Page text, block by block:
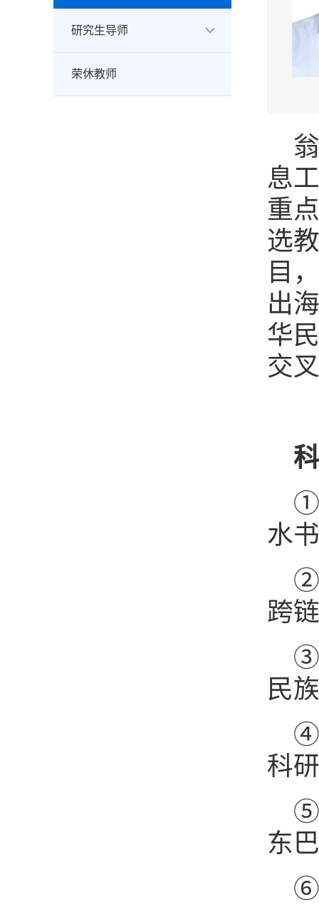
研究生导师
荣休教师
息
重
选
目
出
华
交
①
水
②
跨
③
民
④
科
⑤
东
⑥